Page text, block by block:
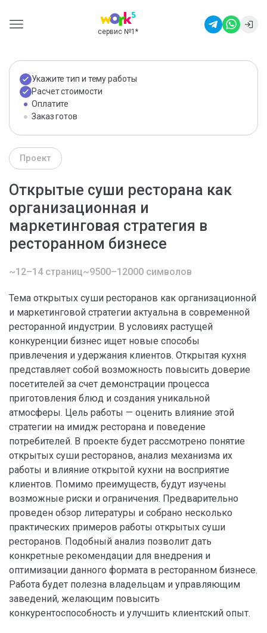
сервис №1 *
Укажите тип и тему работы
Расчет стоимости
Оплатите
Заказ готов
Проект
Открытые суши ресторана как
организационная и
маркетинговая стратегия в
ресторанном бизнесе
~12–14 страниц~9500–12000 символов
Тема открытых суши ресторанов как организационной
и маркетинговой стратегии актуальна в современной
ресторанной индустрии. В условиях растущей
конкуренции бизнес ищет новые способы
привлечения и удержания клиентов. Открытая кухня
представляет собой возможность повысить доверие
посетителей за счет демонстрации процесса
приготовления блюд и создания уникальной
атмосферы. Цель работы — оценить влияние этой
стратегии на имидж ресторана и поведение
потребителей. В проекте будет рассмотрено понятие
открытых суши ресторанов, анализ механизма их
работы и влияние открытой кухни на восприятие
клиентов. Помимо преимуществ, будут изучены
возможные риски и ограничения. Предварительно
проведен обзор литературы и собрано несколько
практических примеров работы открытых суши
ресторанов. Подобный анализ позволит дать
конкретные рекомендации для внедрения и
оптимизации данного формата в ресторанном бизнесе.
Работа будет полезна владельцам и управляющим
заведений, желающим повысить
конкурентоспособность и улучшить клиентский опыт.